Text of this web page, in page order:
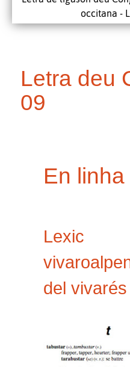
occitana -
Letra deu
09
En linha
Lexic
del vivarés